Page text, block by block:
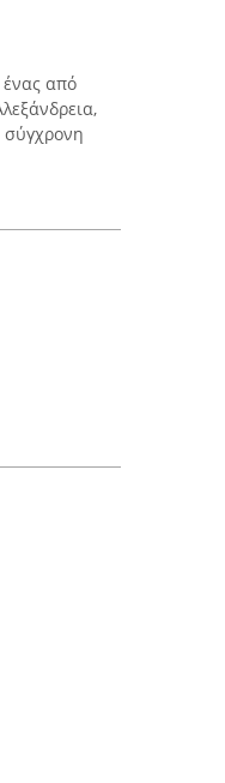
ένας από
σύγχρονη